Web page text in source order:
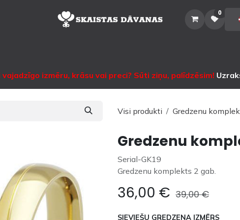
0
izmēru, krāsu vai preci? Sūti ziņu, palīdzēsim!
Visi produkti Gredzenu
Gredzenu
Serial-GK19
Gredzenu komplekts 2 gab.
36,00 € 39,00€
SIEVIEŠU GREDZENA IZMĒRS